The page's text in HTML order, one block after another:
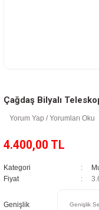
Çağdaş Bilyalı
Yorum Yap / Yorumları Oku
4.400,00 TL
Kategori
Fiyat
Genişlik